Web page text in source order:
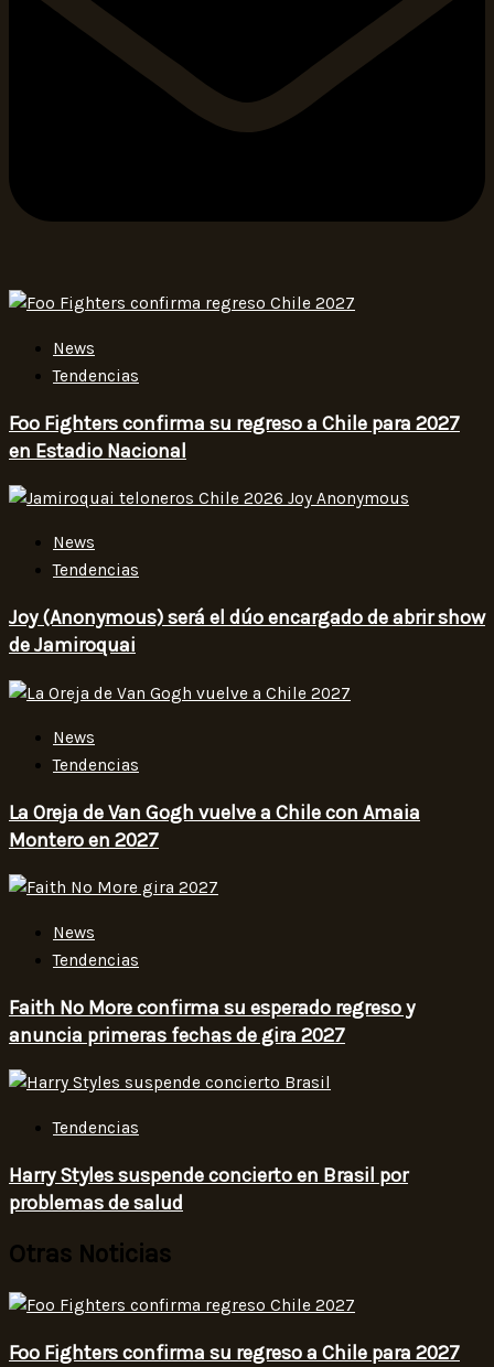
News
Tendencias
Foo Fighters confirma su regreso a Chile para 2027
en Estadio Nacional
News
Tendencias
Joy (Anonymous) será el dúo encargado de abrir show
de Jamiroquai
News
Tendencias
La Oreja de Van Gogh vuelve a Chile con Amaia
Montero en 2027
News
Tendencias
Faith No More confirma su esperado regreso y
anuncia primeras fechas de gira 2027
Tendencias
Harry Styles suspende concierto en Brasil por
problemas de salud
Otras Noticias
Foo Fighters confirma su regreso a Chile para 2027